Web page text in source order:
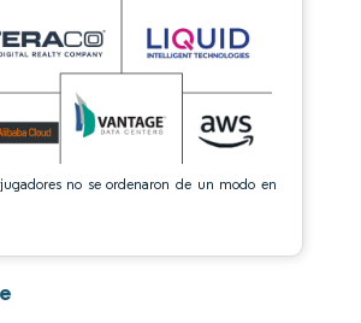
no se ordenaron de un modo en